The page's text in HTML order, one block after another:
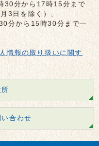
30分から17時15分まで
3日を除く）、
分から15時30分まで一
情報の取り扱いに関す
合わせ